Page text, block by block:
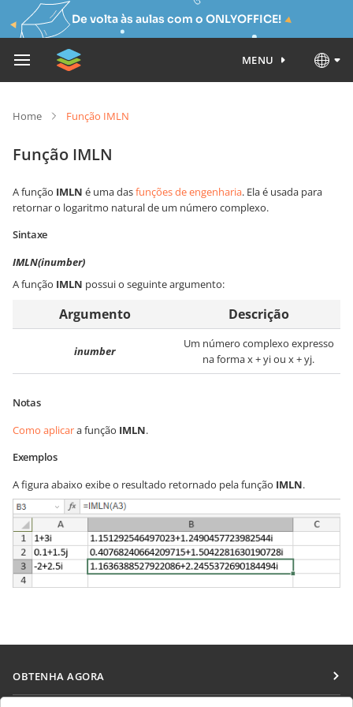
De volta às aulas com o ONLYOFFICE!
MENU
Home Função IMLN
Função IMLN
A função IMLN é uma dasfunções de engenharia. Ela é usada para
retornar o logaritmo natural de um número complexo.
Sintaxe
IMLN(inumber)
A função IMLN possui o seguinte argumento:
Argumento Descrição
inumber
Um número complexo expresso
na forma x + yi ou x + yj.
Notas
Como aplicara função IMLN.
Exemplos
A figura abaixo exibe o resultado retornado pela função IMLN.
OBTENHA AGORA
Docs